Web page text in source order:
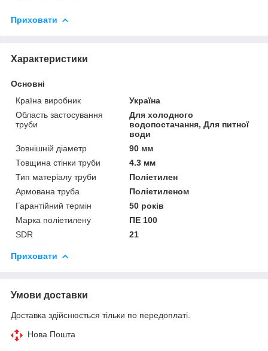
Приховати
Характеристики
Основні
Країна виробник
Україна
Область застосування
труби
Для холодного
водопостачання, Для питної
води
Зовнішній діаметр
90 мм
Товщина стінки труби
4.3 мм
Тип матеріалу труби
Поліетилен
Армована труба
Поліетиленом
Гарантійний термін
50 років
Марка поліетилену
ПЕ 100
SDR
21
Приховати
Умови доставки
Доставка здійснюється тільки по передоплаті.
Нова Пошта